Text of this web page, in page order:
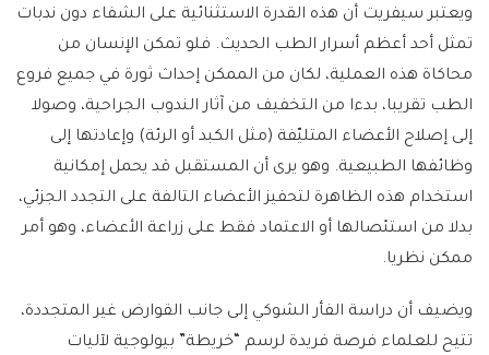
ويعتبر سيفريت أن هذه القدرة الاستثنائية على الشفاء دون ندبات
تمثل أحد أعظم أسرار الطب الحديث. فلو تمكن الإنسان من
محاكاة هذه العملية، لكان من الممكن إحداث ثورة في جميع فروع
الطب تقريبا، بدءا من التخفيف من آثار الندوب الجراحية، وصولا
إلى إصلاح الأعضاء المتليّفة (مثل الكبد أو الرئة) وإعادتها إلى
وظائفها الطبيعية. وهو يرى أن المستقبل قد يحمل إمكانية
استخدام هذه الظاهرة لتحفيز الأعضاء التالفة على التجدد الجزئي،
بدلا من استئصالها أو الاعتماد فقط على زراعة الأعضاء، وهو أمر
ممكن نظريا.
ويضيف أن دراسة الفأر الشوكي إلى جانب القوارض غير المتجددة،
تتيح للعلماء فرصة فريدة لرسم “خريطة” بيولوجية لآليات